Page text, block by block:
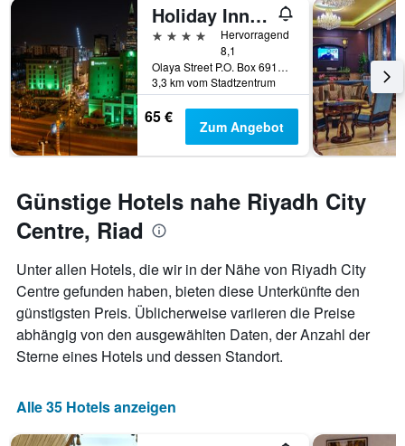
Holiday Inn Riyadh - Olaya By IHG
4 Sterne
Hervorragend
8,1
Olaya Street P.O. Box 69112, Riad, Saudi-Arabien
3,3 km vom Stadtzentrum
65 € Zum Angebot
Günstige Hotels nahe Riyadh City
Centre, Riad
Unter allen Hotels, die wir in der Nähe von Riyadh City
Centre gefunden haben, bieten diese Unterkünfte den
günstigsten Preis. Üblicherweise variieren die Preise
abhängig von den ausgewählten Daten, der Anzahl der
Sterne eines Hotels und dessen Standort.
Alle 35 Hotels anzeigen